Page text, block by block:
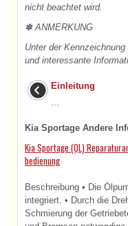
nicht beachtet wird.
✽ ANMERKUNG
Unter der
und interessante
Einleitung
...
Kia Sportage Andere
Kia Sportage (QL)
bedienung
Beschreibung • Die
integriert. • Durch die
Schmierung der